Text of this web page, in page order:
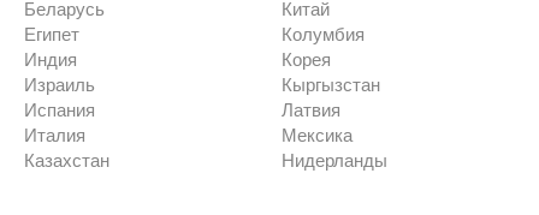
Беларусь
Египет
Индия
Израиль
Испания
Италия
Казахстан
Китай
Колумбия
Корея
Кыргызстан
Латвия
Мексика
Нидерланды